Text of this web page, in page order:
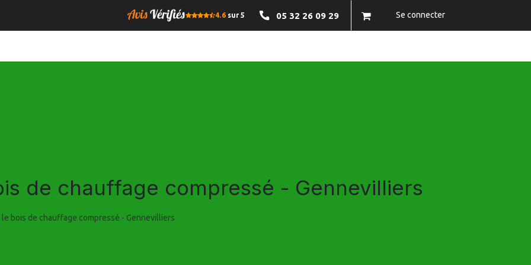
4.6 sur 5 05 32 26 09 29 Se connecter
de chauffage compressé - Gennevilliers
le bois de chauffage compressé - Gennevilliers